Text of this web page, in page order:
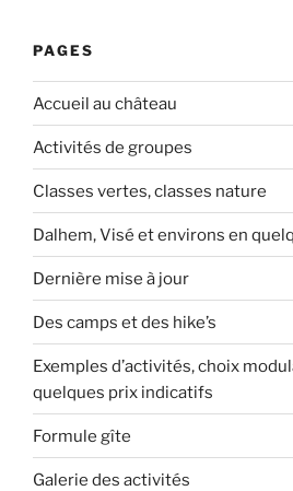
PAGES
Accueil au château
Activités de groupes
Classes vertes, classes nature
Dalhem, Visé et environs en
Dernière mise à jour
Des camps et des hike’s
Exemples d’activités, choix
quelques prix indicatifs
Formule gîte
Galerie des activités